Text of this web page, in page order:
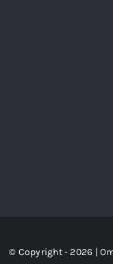
© Copyright - 2026 |